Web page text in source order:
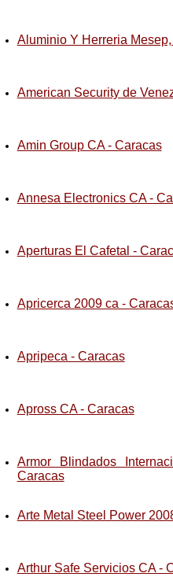
Aluminio Y Herreria
American Security de
Amin Group CA - Caracas
Annesa Electronics CA -
Aperturas El Cafetal -
Apricerca 2009 ca -
Apripeca - Caracas
Apross CA - Caracas
Armor Blindados
Caracas
Arte Metal Steel Power
Arthur Safe Servicios CA -